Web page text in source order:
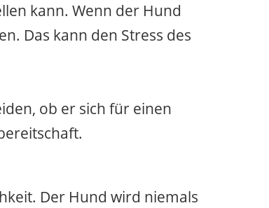
kann. Wenn der Hund
Das kann den Stress des
ob er sich für einen
Der Hund wird niemals